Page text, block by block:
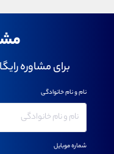
برای مشاوره
نام و نام خانوادگی
شماره موبایل